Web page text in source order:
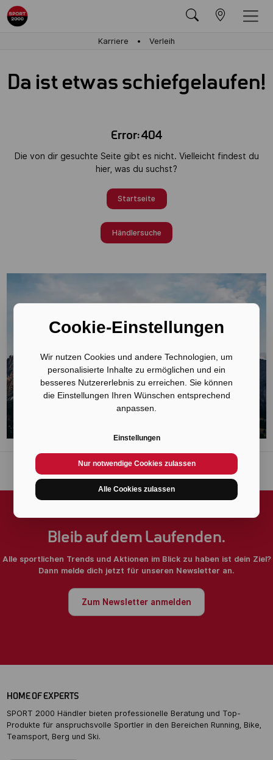
Cookie-Einstellungen
Wir nutzen Cookies und andere Technologien, um
personalisierte Inhalte zu ermöglichen und ein
besseres Nutzererlebnis zu erreichen. Sie können
die Einstellungen Ihren Wünschen entsprechend
anpassen.
Einstellungen
Nur notwendige Cookies zulassen
Alle Cookies zulassen
Karriere Verleih
Da ist etwas schiefgelaufen!
Error: 404
Die von dir gesuchte Seite gibt es nicht. Vielleicht findest du
hier, was du suchst?
Startseite
Händlersuche
Bleib auf dem Laufenden.
Alle sportlichen Trends und Aktionen im Blick zu haben ist dein Ziel?
Dann melde dich jetzt für unseren Newsletter an.
Zum Newsletter anmelden
HOME OF EXPERTS
SPORT 2000 Händler bieten professionelle Beratung und Top-
Produkte für anspruchsvolle Sportler in den Bereichen Running, Bike,
Teamsport, Berg und Ski.